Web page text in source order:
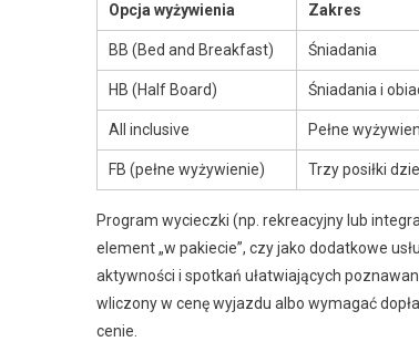
Opcja wyżywienia Zakres
BB (Bed and Breakfast) Śniadania
HB (Half Board) Śniadania i
All inclusive Pełne
FB (pełne wyżywienie) Trzy posiłki
Program wycieczki (np. rekreacyjny lub
element „w pakiecie”, czy jako dodatkowe
aktywności i spotkań ułatwiających
wliczony w cenę wyjazdu albo wymagać
cenie.